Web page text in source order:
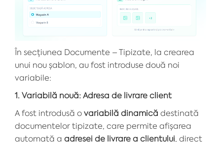
În secțiunea Documente – Tipizate, la crearea
unui nou șablon, au fost introduse două noi
variabile:
1. Variabilă nouă: Adresa de livrare client
A fost introdusă o variabilă dinamică destinată
documentelor tipizate, care permite afișarea
automată a adresei de livrare a clientului, direct